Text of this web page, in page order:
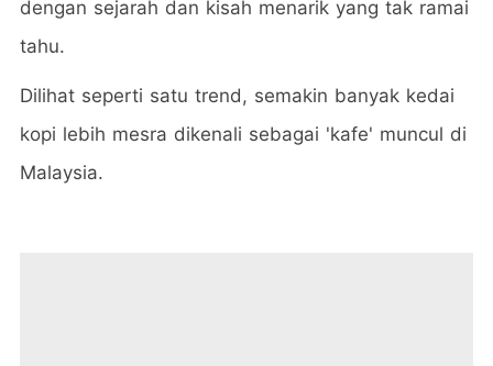
dengan sejarah dan kisah menarik yang tak ramai
tahu.
Dilihat seperti satu trend, semakin banyak kedai
kopi lebih mesra dikenali sebagai 'kafe' muncul di
Malaysia.